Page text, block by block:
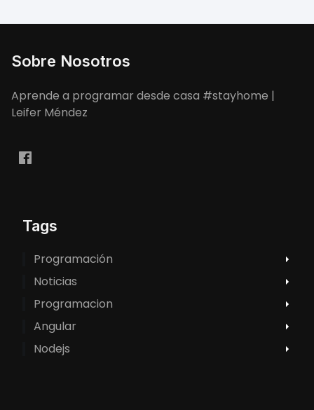
Sobre Nosotros
Aprende a programar desde casa #stayhome |
Leifer Méndez
Tags
Programación
Noticias
Programacion
Angular
Nodejs